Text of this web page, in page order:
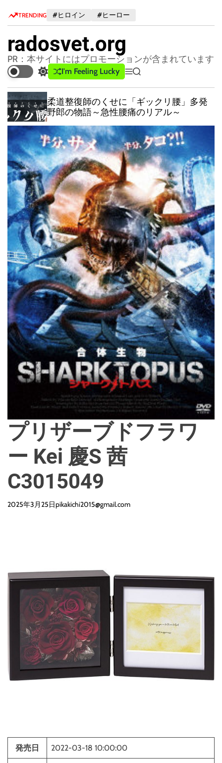
TRENDING #ヒロイン #ヒーロー
radosvet.org
PR：本サイトにはプロモーションが含まれています
S
w
t
c
h
o
l
o
r
m
o
d
e
I'm Feeling Lucky
M
e
n
u
S
e
r
c
h
柔道整復師のくせに「ギックリ腰」多発
野郎の物語～急性腰痛のリアル～
プリザーブドフラワ
ー Kei 慶S 茜
C3015049
2025年3月25日pikakichi2015@gmail.com
発売日 2022-03-18 10:00:00